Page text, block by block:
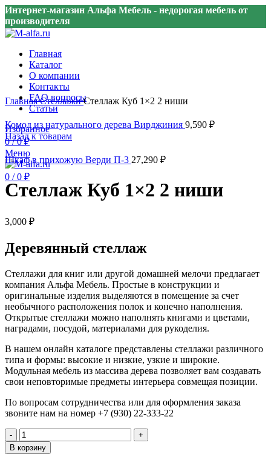
Интернет-магазин Альфа Мебель - недорогая мебель от
производителя
Главная
Каталог
О компании
Контакты
FAQ вопросы
Статьи
Избранное
0/ 0₽
Меню
0 / 0 ₽
Нажмите, чтобы увеличить
ГлавнаяСтеллажиСтеллаж Куб 1×2 2 ниши
Комод из натурального дерева Вирджиния 9,590 ₽
Назад к товарам
Шкаф в прихожую Верди П-3 27,290 ₽
Стеллаж Куб 1×2 2 ниши
3,000 ₽
Деревянный стеллаж
Стеллажи для книг или другой домашней мелочи предлагает
компания Альфа Мебель. Простые в конструкции и
оригинальные изделия выделяются в помещение за счет
необычного расположения полок и конечно наполнения.
Открытые стеллажи можно наполнять книгами и цветами,
наградами, посудой, материалами для рукоделия.
В нашем онлайн каталоге представлены стеллажи различного
типа и формы: высокие и низкие, узкие и широкие.
Модульная мебель из массива дерева позволяет вам создавать
свои неповторимые предметы интерьера совмещая позиции.
По вопросам сотрудничества или для оформления заказа
звоните нам на номер +7 (930) 22-333-22
Количество
товара
В корзину